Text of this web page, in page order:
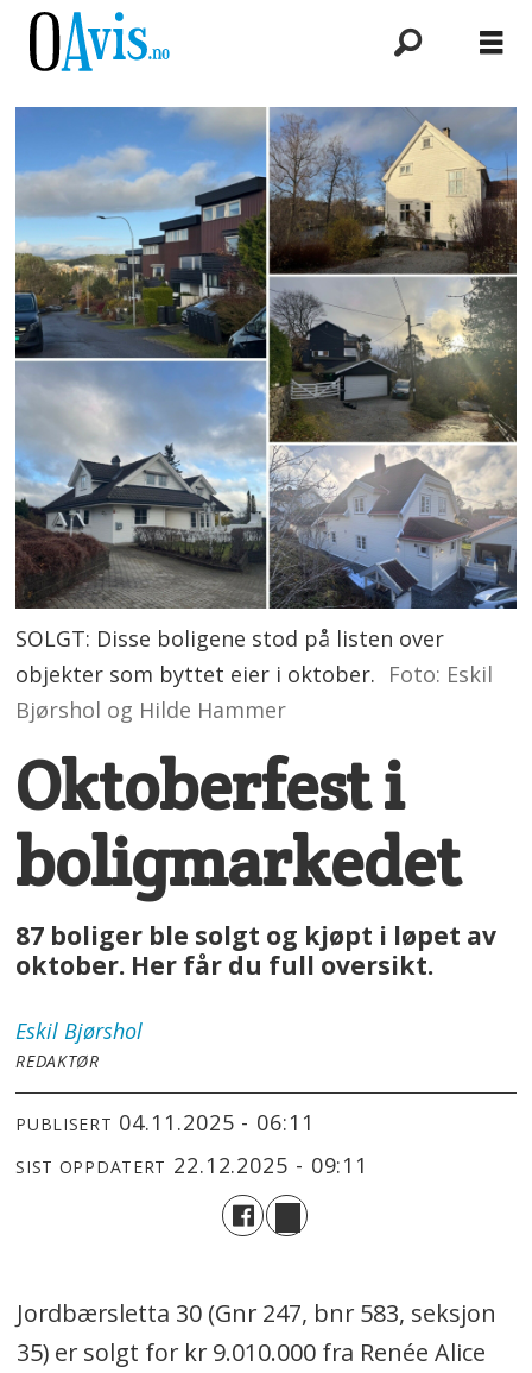
SOLGT: Disse boligene stod på listen over
objekter som byttet eier i oktober. Foto: Eskil
Bjørshol og Hilde Hammer
Oktoberfest i
boligmarkedet
87 boliger ble solgt og kjøpt i løpet av
oktober. Her får du full oversikt.
Eskil Bjørshol
REDAKTØR
PUBLISERT 04.11.2025 - 06:11
SIST OPPDATERT 22.12.2025 - 09:11
Jordbærsletta 30 (Gnr 247, bnr 583, seksjon
35) er solgt for kr 9.010.000 fra Renée Alice